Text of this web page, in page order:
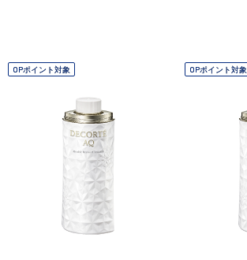
OPポイント対象 OPポイント対象